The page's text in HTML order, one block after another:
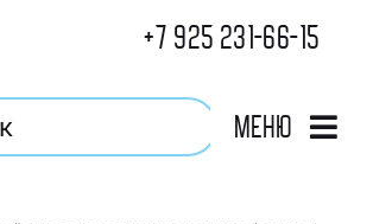
+7 925 231-66-15
Меню